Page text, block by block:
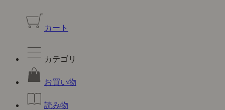
カート
カテゴリ
お買い物
読み物